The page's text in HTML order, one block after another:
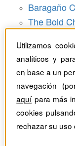
Baragaño
The Bold
Dossieres
Revistas
Utilizamos
analíticos y
en base a un
navegación
aquípara más
cookies
rechazar su